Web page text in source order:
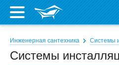
Инженерная сантехника Системы
Системы